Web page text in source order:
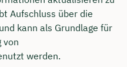
Aufschluss über die
kann als Grundlage für
von
werden.